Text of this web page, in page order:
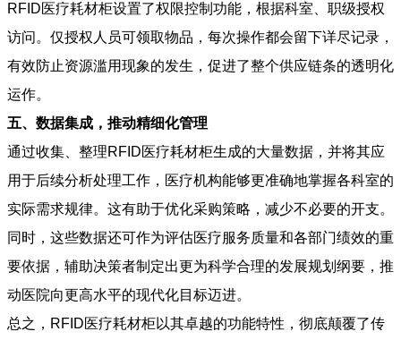
RFID医疗耗材柜设置了权限控制功能，根据科室、职级授权
访问。仅授权人员可领取物品，每次操作都会留下详尽记录，
有效防止资源滥用现象的发生，促进了整个供应链条的透明化
运作。
五、数据集成，推动精细化管理
通过收集、整理RFID医疗耗材柜生成的大量数据，并将其应
用于后续分析处理工作，医疗机构能够更准确地掌握各科室的
实际需求规律。这有助于优化采购策略，减少不必要的开支。
同时，这些数据还可作为评估医疗服务质量和各部门绩效的重
要依据，辅助决策者制定出更为科学合理的发展规划纲要，推
动医院向更高水平的现代化目标迈进。
总之，RFID医疗耗材柜以其卓越的功能特性，彻底颠覆了传